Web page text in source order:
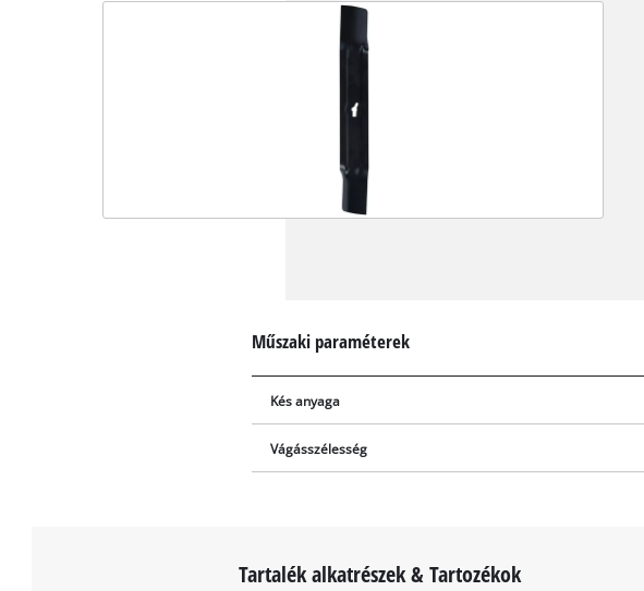
Műszaki paraméterek
Kés anyaga
Vágásszélesség
Tartalék alkatrészek & Tartozékok